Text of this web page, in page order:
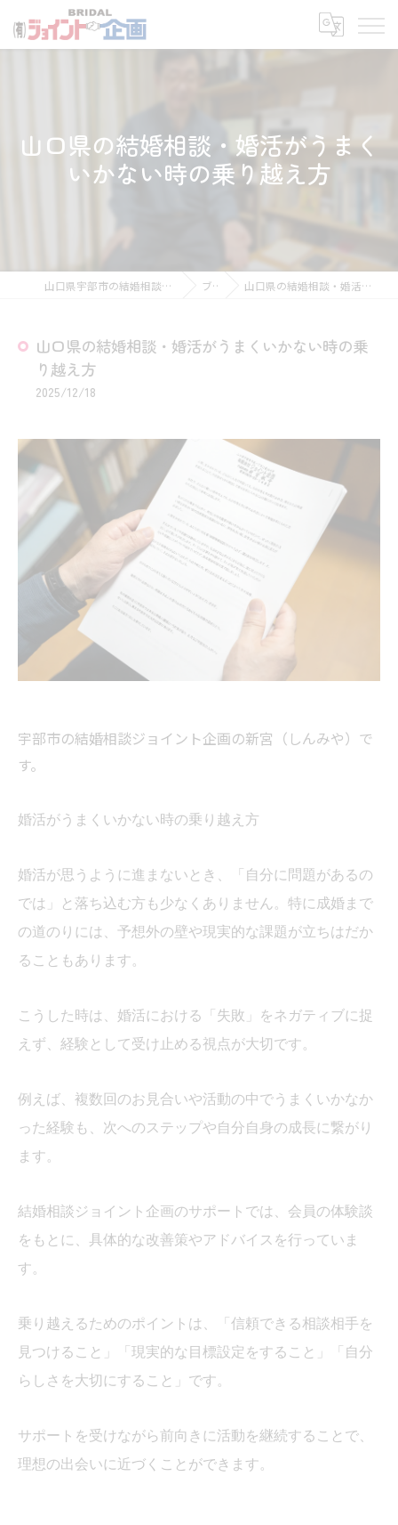
山口県の結婚相談・婚活がうまく
いかない時の乗り越え方
山口県宇部市の結婚相談所なら有限会社ジョイント企画 ブログ 山口県の結婚相談・婚活がうまくいかない時の乗り越え方
山口県の結婚相談・婚活がうまくいかない時の乗
り越え方
2025/12/18
宇部市の結婚相談ジョイント企画の新宮（しんみや）で
す。
婚活がうまくいかない時の乗り越え方
婚活が思うように進まないとき、「自分に問題があるの
では」と落ち込む方も少なくありません。特に成婚まで
の道のりには、予想外の壁や現実的な課題が立ちはだか
ることもあります。
こうした時は、婚活における「失敗」をネガティブに捉
えず、経験として受け止める視点が大切です。
例えば、複数回のお見合いや活動の中でうまくいかなか
った経験も、次へのステップや自分自身の成長に繋がり
ます。
結婚相談ジョイント企画のサポートでは、会員の体験談
をもとに、具体的な改善策やアドバイスを行っていま
す。
乗り越えるためのポイントは、「信頼できる相談相手を
見つけること」「現実的な目標設定をすること」「自分
らしさを大切にすること」です。
サポートを受けながら前向きに活動を継続することで、
理想の出会いに近づくことができます。